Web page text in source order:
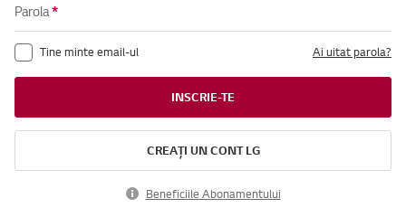
Parola*
Tine minte email-ul Ai uitat parola?
INSCRIE-TE
CREAȚI UN CONT LG
Beneficiile Abonamentului